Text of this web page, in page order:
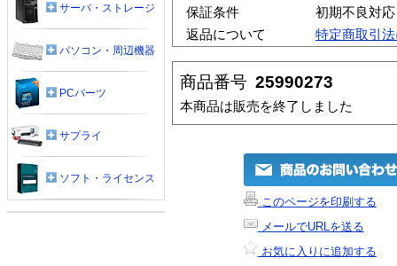
保証条件
初期不良対
返品について
特定商取引
商品番号 25990273
本商品は販売を終了しました
このページを印刷する
メールでURLを送る
お気に入りに追加する
サーバ・ストレージ
パソコン・周辺機器
PCパーツ
サプライ
ソフト・ライセンス